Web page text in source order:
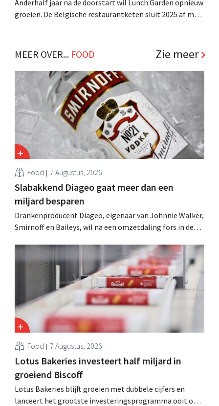
Anderhalf jaar na de doorstart wil Lunch Garden opnieuw
groeien. De Belgische restaurantketen sluit 2025 af met
MEER OVER... FOOD Zie meer
Food 7 Augustus, 2026
Slabakkend Diageo gaat meer dan een
miljard besparen
Drankenproducent Diageo, eigenaar van Johnnie Walker,
Smirnoff en Baileys, wil na een omzetdaling fors in de
andere Guiness en voorgemixte cocktails.
Food 7 Augustus, 2026
Lotus Bakeries investeert half miljard in
groeiend Biscoff
Lotus Bakeries blijft groeien met dubbele cijfers en
lanceert het grootste investeringsprogramma ooit om